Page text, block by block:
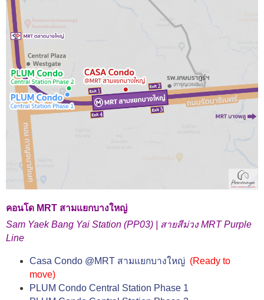
คอนโด MRT สามแยกบางใหญ่
Sam Yaek Bang Yai Station (PP03) | สายสีม่วง MRT Purple
Line
Casa Condo @MRT สามแยกบางใหญ่ (Ready to
move)
PLUM Condo Central Station Phase 1